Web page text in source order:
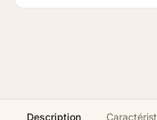
Description